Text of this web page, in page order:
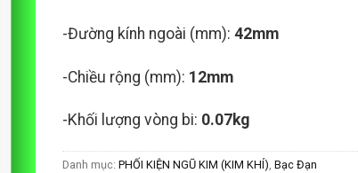
-Đường kính ngoài (mm): 42mm
-Chiều rộng (mm): 12mm
-Khối lượng vòng bi: 0.07kg
Danh mục: PHỐI KIỆN NGŨ KIM (KIM KHÍ), Bạc Đạn